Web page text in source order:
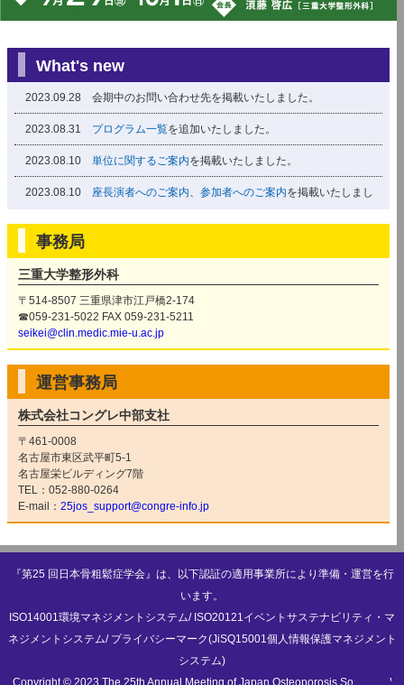
What's new
2023.09.28 会期中のお問い合わせ先を掲載いたしました。
2023.08.31 プログラム一覧を追加いたしました。
2023.08.10 単位に関するご案内を掲載いたしました。
2023.08.10 座長演者へのご案内、 参加者へのご案内を掲載いたしまし
2023.08.10
2023.08.10 宿泊の案内
2023.07.31
開催方式について
本学会は完全現地開催
2023.07.26 参加登録のご案内を掲載いたしました。
2023.07.26 託児室のご案内
2023.07.14 プログラムを掲載いたしました。
2023.06.29
2023.03.17 演題募集を締切りました。
多数のご応募ありがとうございました。
2023.03.09 演題募集を再延長いたしました。
2023.03.02 演題募集を延長いたしました。
3月10日（金）正午まで
2023.01.13 演題募集 を公開いたしました。
事務局
三重大学整形外科
〒514-8507 三重県津市江戸橋2-174
☎059-231-5022 FAX 059-231-5211
seikei@clin.medic.mie-u.ac.jp
運営事務局
株式会社コングレ中部支社
〒461-0008
名古屋市東区武平町5-1
名古屋栄ビルディング7階
TEL：052-880-0264
E-mail： 25jos_support@congre-info.jp
『第25 回日本骨粗鬆症学会』は、以下認証の適用事業所により準備・運営を行
います。
ISO14001環境マネジメントシステム/ ISO20121イベントサステナビリティ・マ
ネジメントシステム/ プライバシーマーク(JiSQ15001個人情報保護マネジメント
システム)
Copyright © 2023 The 25th Annual Meeting of Japan Osteoporosis Society. All